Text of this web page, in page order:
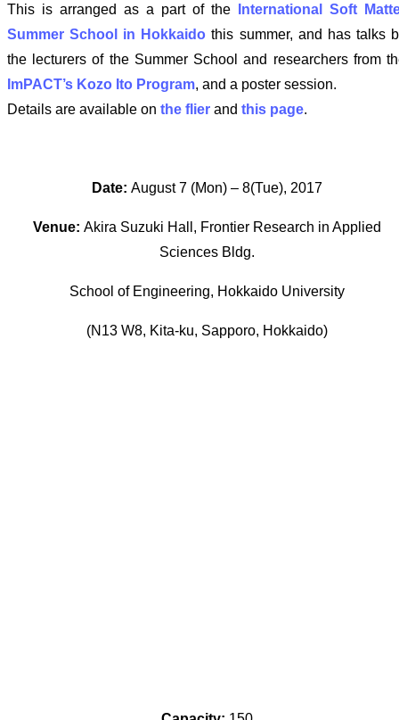
This is arranged as a part of the
International Soft
Summer School in Hokkaido this summer, and has talks
the lecturers of the Summer School and researchers from
ImPACT’s Kozo Ito Program, and a poster session.
Details are available on the flier and this page.
Date: August 7 (Mon) – 8(Tue), 2017
Venue: Akira Suzuki Hall, Frontier Research in Applied
Sciences Bldg.
School of Engineering, Hokkaido University
(N13 W8, Kita-ku, Sapporo, Hokkaido)